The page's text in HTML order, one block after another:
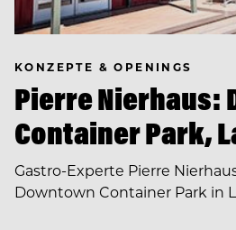
KONZEPTE & OPENINGS
Pierre Nierhaus:
Container Park,
Gastro-Experte Pierre
Downtown Container Park in